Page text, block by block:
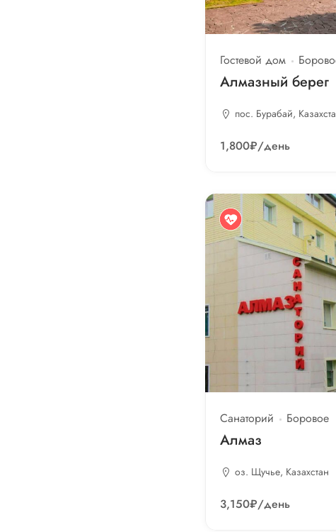
Гостевой дом
Алмазный берег
пос. Бурабай,
1,800₽/день
Санаторий Боровое
Алмаз
оз. Щучье, Казахстан
3,150₽/день